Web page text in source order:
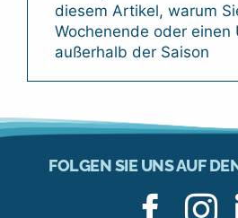
diesem Artikel, warum
Wochenende oder einen
außerhalb der Saison
FOLGEN SIE UNS AUF